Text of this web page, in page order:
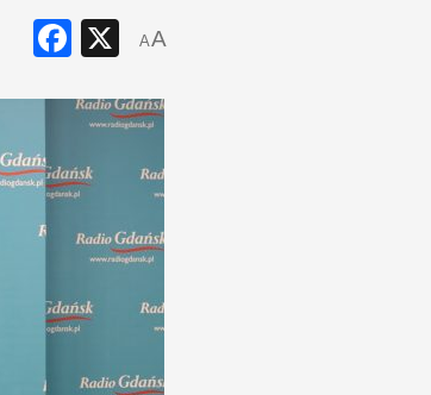
Facebook
X
AA